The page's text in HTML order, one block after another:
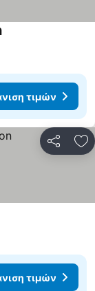
τιμών
τιμών